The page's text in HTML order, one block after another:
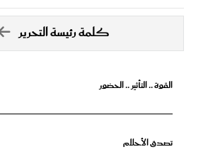
كلمة رئيسة التحرير
القوة .. التأثير .. الحضور
تصدق الأحلام